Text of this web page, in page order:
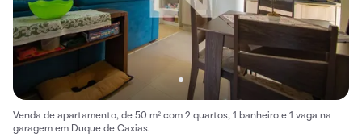
Venda de apartamento, de 50 m² com 2 quartos, 1 banheiro e 1 vaga na
garagem em Duque de Caxias.